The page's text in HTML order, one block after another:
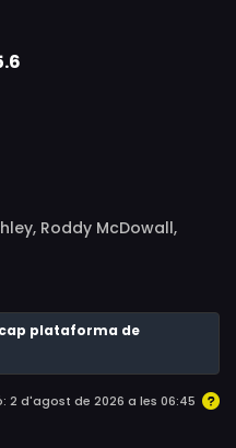
Roddy McDowall,
Herbert Marshall,
Sally Kellerman, Arte
Janine Gray,
plataforma de
2 d'agost de 2026 a les 06:45